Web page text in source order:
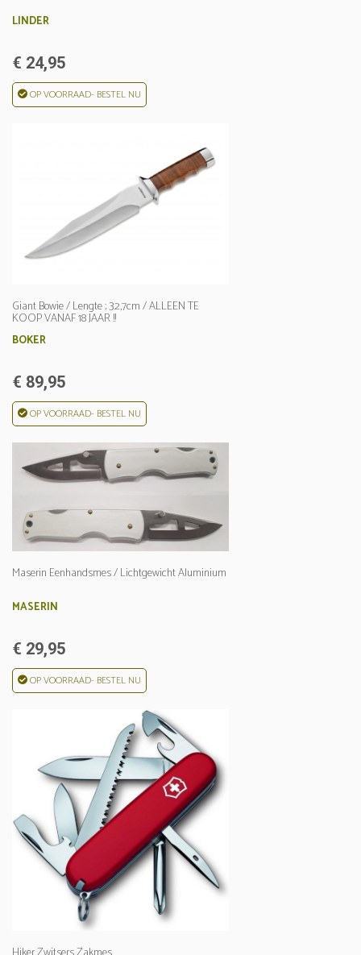
LINDER
€ 24,95
OP VOORRAAD- BESTEL NU
Giant Bowie / Lengte ; 32,7cm / ALLEEN TE
KOOP VANAF 18 JAAR !!
BOKER
€ 89,95
OP VOORRAAD- BESTEL NU
Maserin Eenhandsmes / Lichtgewicht Aluminium
MASERIN
€ 29,95
OP VOORRAAD- BESTEL NU